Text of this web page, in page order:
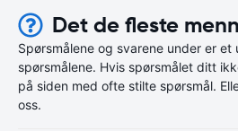
Det de fleste
Spørsmålene og svarene under er
spørsmålene. Hvis spørsmålet ditt
på siden med ofte stilte spørsmål.
oss.